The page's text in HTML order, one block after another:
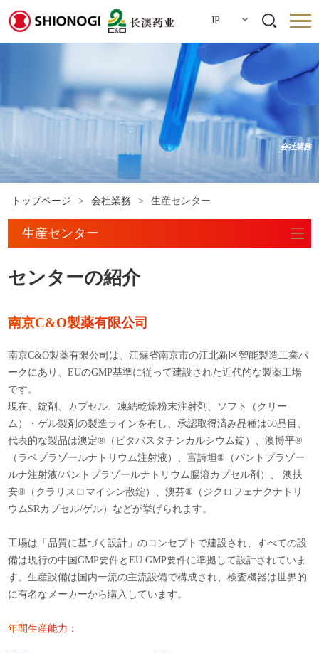
JP
会社業務
トップページ > 会社業務 > 生産センター
生産センター
センターの紹介
南京C&O製薬有限公司
南京C&O製薬有限公司は、江蘇省南京市の江北新区智能製造工業パ
ークにあり、EUのGMP基準に従って建設された近代的な製薬工場
です。
現在、錠剤、カプセル、凍結乾燥粉末注射剤、ソフト（クリー
ム）・ゲル製剤の製造ラインを有し、承認取得済み品種は60品目、
代表的な製品は澳定®（ピタバスタチンカルシウム錠）、澳博平®
（ラベプラゾールナトリウム注射液）、富詩坦®（パントプラゾー
ルナ注射液/パントプラゾールナトリウム腸溶カプセル剤）、 澳扶
安®（クラリスロマイシン散錠）、澳芬®（ジクロフェナクナトリ
ウムSRカプセル/ゲル）などが挙げられます。
工場は「品質に基づく設計」のコンセプトで建設され、すべての設
備は現行の中国GMP要件とEU GMP要件に準拠して設計されていま
す。生産設備は国内一流の主流設備で構成され、検査機器は世界的
に有名なメーカーから購入しています。
年間生産能力：